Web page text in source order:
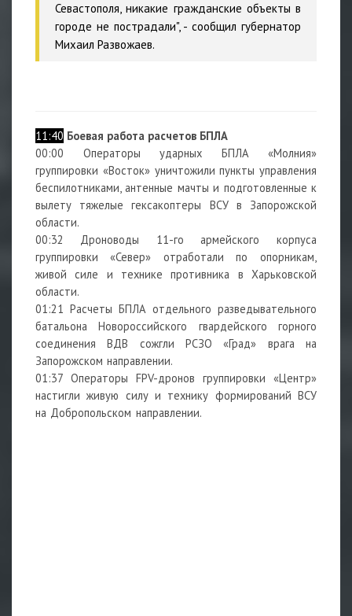
Севастополя, никакие гражданские объекты в
городе не пострадали", - сообщил губернатор
Михаил Развожаев.
11:40 Боевая работа расчетов БПЛА
00:00 Операторы ударных БПЛА «Молния»
группировки «Восток» уничтожили пункты управления
беспилотниками, антенные мачты и подготовленные к
вылету тяжелые гексакоптеры ВСУ в Запорожской
области.
00:32 Дроноводы 11-го армейского корпуса
группировки «Север» отработали по опорникам,
живой силе и технике противника в Харьковской
области.
01:21 Расчеты БПЛА отдельного разведывательного
батальона Новороссийского гвардейского горного
соединения ВДВ сожгли РСЗО «Град» врага на
Запорожском направлении.
01:37 Операторы FPV-дронов группировки «Центр»
настигли живую силу и технику формирований ВСУ
на Добропольском направлении.